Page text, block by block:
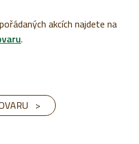
akcích najdete na
.
>